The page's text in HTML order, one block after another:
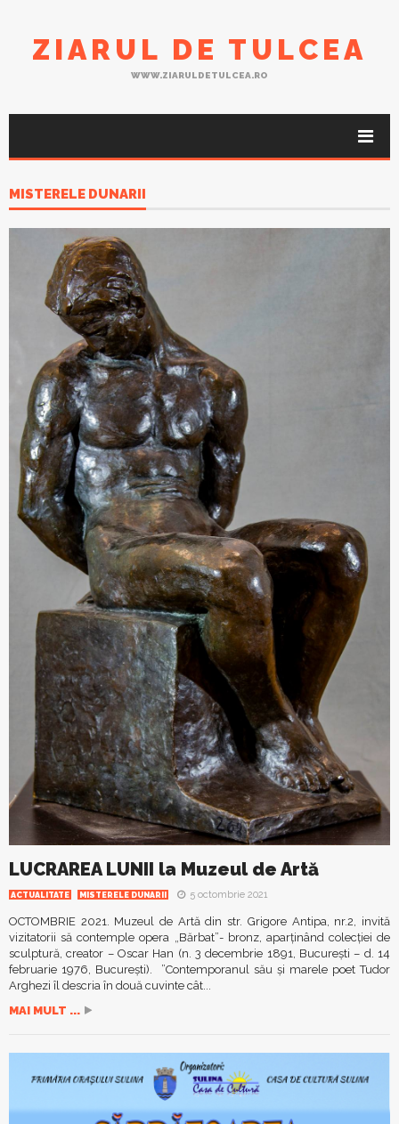
ZIARUL DE TULCEA
WWW.ZIARULDETULCEA.RO
MISTERELE DUNARII
LUCRAREA LUNII la Muzeul de Artă
ACTUALITATE MISTERELE DUNARII 5 octombrie 2021
OCTOMBRIE 2021. Muzeul de Artă din str. Grigore Antipa, nr.2, invită
vizitatorii să contemple opera „Bărbat”- bronz, aparținând colecției de
sculptură, creator – Oscar Han (n. 3 decembrie 1891, București – d. 14
februarie 1976, București). ”Contemporanul său și marele poet Tudor
Arghezi îl descria în două cuvinte cât...
MAI MULT ...